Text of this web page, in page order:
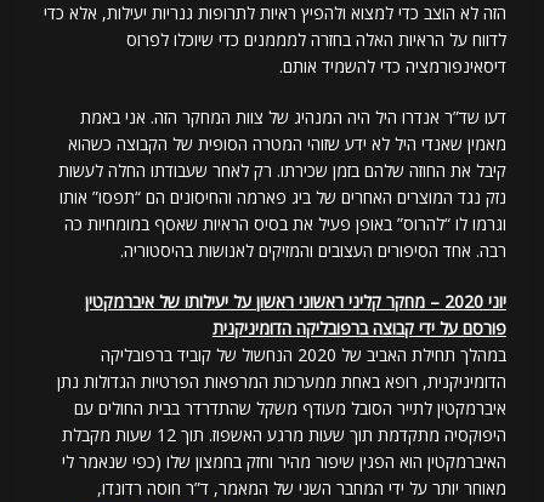
הזה לא הוצב כדי למצוא ולהפיץ ראיות לתרופות גנריות יעילות, אלא כדי
לדווח על הראיות האלה בחזרה למממנים כדי שיוכלו לפרוס
דיסאינפורמציה כדי להשמיד אותם.
דעו שד”ר אנדרו היל היה המנהיג של צוות המחקר הזה. אני באמת
מאמין שאנדי היל לא ידע שזוהי המטרה הסופית של הקבוצה כשהוא
קיבל את החוזה שלהם בזמן שכירתו. רק לאחר שעבודתו החלה לעשות
נזק נגד המוצרים האחרים של ביג פארמה והחיסונים הם “תפסו” אותו
וגרמו לו “להרוס” באופן פעיל את בסיס הראיות שאסף במומחיות כה
רבה. אחד הסיפורים העצובים והמזיקים לאנושות בהיסטוריה.
יוני 2020 – מחקר קליני ראשוני ראשון על יעילותו של איברמקטין
פורסם על ידי קבוצה ברפובליקה הדומיניקנית
במהלך תחילת האביב של 2020 הנחשול של קוביד ברפובליקה
הדומיניקנית, רופא באחת ממערכות המרפאות הפרטיות הגדולות נתן
איברמקטין לתייר הסובל מעודף משקל שהתדרדר בבית החולים עם
היפוקסיה מתקדמת תוך שעות מרגע האשפוז. תוך 12 שעות מקבלת
האיברמקטין הוא הפגין שיפור מהיר וחזק בחמצון שלו (כפי שנאמר לי
מאוחר יותר על ידי המחבר השני של המאמר, ד”ר חוסה רדונדו,